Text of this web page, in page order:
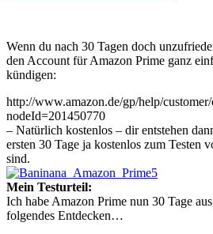
Wenn du nach 30 Tagen doch
den Account für Amazon Prime ganz
kündigen:
http://www.amazon.de/gp/help/
nodeId=201450770
– Natürlich kostenlos – dir entstehen
ersten 30 Tage ja kostenlos zum Testen
sind.
Mein Testurteil:
Ich habe Amazon Prime nun 30 Tage
folgendes Entdecken…